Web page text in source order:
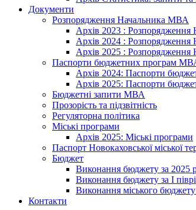
Документи
Розпорядження Начальника МВА
Архів 2023 :
Архів 2024 :
Архів 2025 :
Паспорти бюджетних програм
Архів 2024: Паспорти
Архів 2025: Паспорти
Бюджетні запити МВА
Прозорість та підзвітність
Регуляторна політика
Міські програми
Архів 2025: Міські програми
Паспорт Новокаховської міської
Бюджет
Виконання бюджету за 2025
Виконання бюджету за І
Виконання міського
Контакти